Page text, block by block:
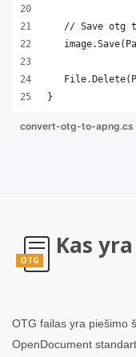
}
convert-otg-to-apng.cs
OTG
Kas
OTG failas yra piešimo
OpenDocument